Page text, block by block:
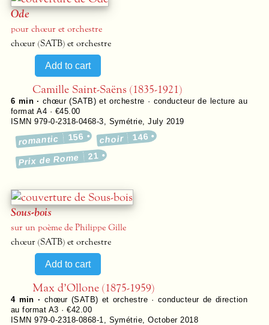
Ode
pour chœur et orchestre
chœur (SATB) et orchestre
Camille Saint-Saëns (1835-1921)
6 min · chœur (SATB) et orchestre · conducteur de lecture au
format A4 · €45.00
ISMN 979-0-2318-0468-3
Symétrie ,July 2019
romantic 156 choir 146
Prix de Rome 21
Sous-bois
sur un poème de Philippe Gille
chœur (SATB) et orchestre
Max d’Ollone (1875-1959)
4 min · chœur (SATB) et orchestre · conducteur de direction
au format A3 · €42.00
ISMN 979-0-2318-0868-1
Symétrie ,October 2018